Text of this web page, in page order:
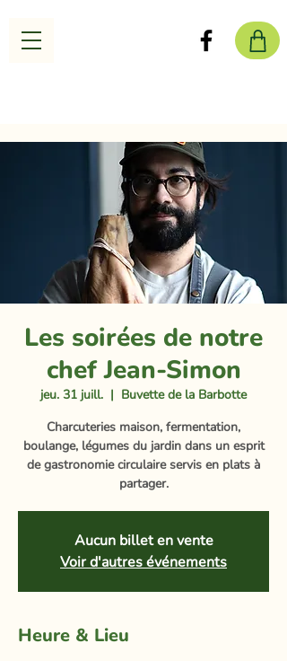
Les soirées de notre
chef Jean-Simon
jeu. 31 juill.
  |
Buvette de la Barbotte
Charcuteries maison, fermentation,
boulange, légumes du jardin dans un esprit
de gastronomie circulaire servis en plats à
partager.
Aucun billet en vente
Voir d'autres événements
Heure & Lieu